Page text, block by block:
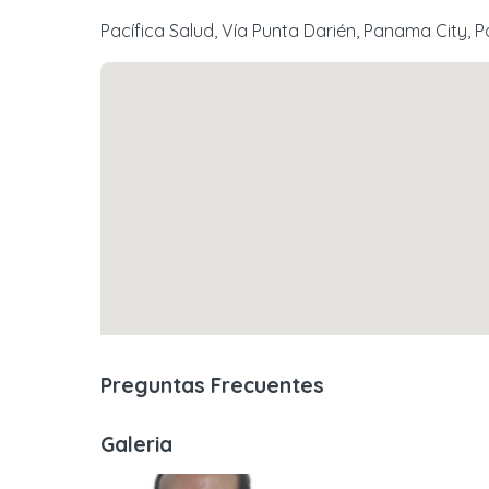
Pacífica Salud, Vía Punta Darién, Panama City,
Preguntas Frecuentes
Galeria